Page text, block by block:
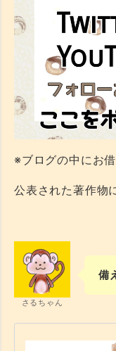
※ブログの中にお
公表された著作物
さるちゃん
備